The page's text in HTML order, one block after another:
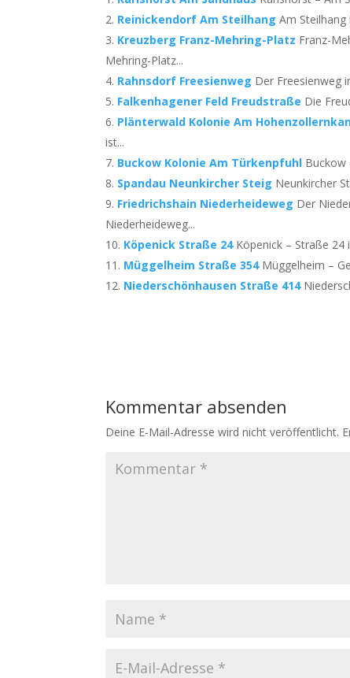
Reinickendorf Am Steilhang Am
Kreuzberg Franz-Mehring-Platz Franz-
Mehring-Platz...
Rahnsdorf Freesienweg Der Freesienweg
Falkenhagener Feld Freudstraße Die
Plänterwald Kolonie Am
ist...
Buckow Kolonie Am Türkenpfuhl Buckow
Spandau Neunkircher Steig Neunkircher
Friedrichshain Niederheideweg Der
Niederheideweg...
Köpenick Straße 24 Köpenick – Straße 24
Müggelheim Straße 354 Müggelheim –
Niederschönhausen Straße 414
Kommentar absenden
Deine E-Mail-Adresse wird nicht veröffentlicht.